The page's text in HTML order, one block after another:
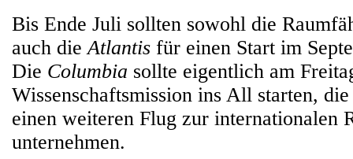
Bis Ende Juli sollten sowohl die
auch dieAtlantis für einen Start im
Die Columbia sollte eigentlich am
Wissenschaftsmission ins All starten,
einen weiteren Flug zur internationalen
unternehmen.